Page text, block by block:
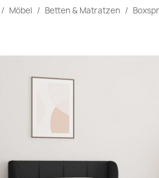
Möbel Betten & Matratzen